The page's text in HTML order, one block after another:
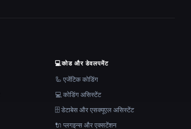
💻कोड और डेवलपमेंट
🦾 एजेंटिक कोडिंग
💻 कोडिंग असिस्टेंट
🗄️ डेटाबेस और एसक्यूएल असिस्टेंट
🔌 प्लगइन्स और एक्सटेंशन